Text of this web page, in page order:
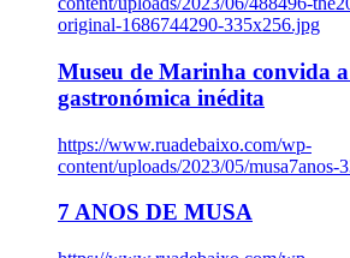
original-1686744290-335x256.jpg
Museu de Marinha convida
gastronómica inédita
https://www.ruadebaixo.com/wp-
content/uploads/2023/05/musa7anos-
7 ANOS DE MUSA